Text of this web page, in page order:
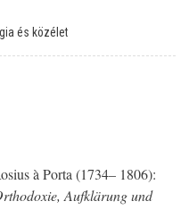
és közélet
à Porta (1734– 1806):
Aufklärung und